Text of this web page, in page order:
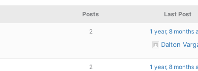
Posts Last Post
2 1 year, 8 months
Dalton
2 1 year, 8 months